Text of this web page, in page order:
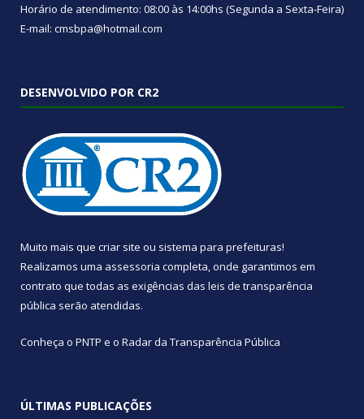
Horário de atendimento: 08:00 às 14:00hs (Segunda a Sexta-Feira)
E-mail: cmsbpa@hotmail.com
DESENVOLVIDO POR CR2
Muito mais que criar site ou sistema para prefeituras!
Realizamos uma assessoria completa, onde garantimos em
contrato que todas as exigências das leis de transparência
pública serão atendidas.
Conheça o PNTP e o Radar da Transparência Pública
ÚLTIMAS PUBLICAÇÕES